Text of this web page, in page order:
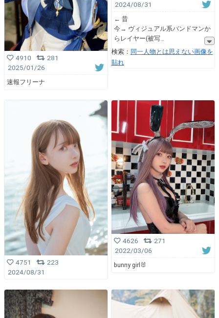
4910
281
2025/01/26
速報フリーナ
2024/08/31
← 昔
今→ ヴィジュアル系バンドマンか
らレイヤー(被写
検索： 同一人物とは思えない画像を
貼れ
4751
223
2024/08/31
4626
271
2022/03/06
bunny girl🐰